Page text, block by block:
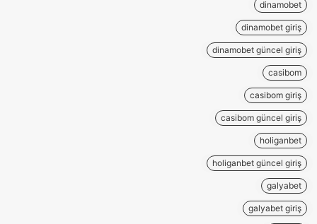
dinamobet
dinamobet giriş
dinamobet güncel giriş
casibom
casibom giriş
casibom güncel giriş
holiganbet
holiganbet güncel giriş
galyabet
galyabet giriş